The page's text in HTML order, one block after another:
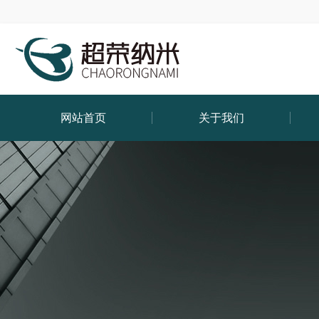
网站首页 关于我们